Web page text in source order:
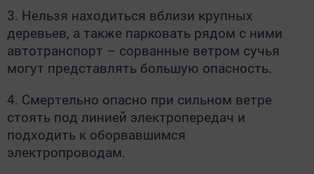
3. Нельзя находиться вблизи крупных
деревьев, а также парковать рядом с ними
автотранспорт – сорванные ветром сучья
могут представлять большую опасность.
4. Смертельно опасно при сильном ветре
стоять под линией электропередач и
подходить к оборвавшимся
электропроводам.